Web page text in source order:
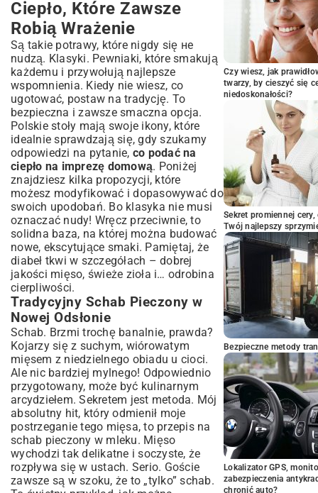
wyprzedzeniem
Jak dobrać dodatki i sosy
Podsumowanie: Twoja Kulinarna
Przygoda z Daniami na Ciepło
Ciepło, Które Zawsze
Robią Wrażenie
Są takie potrawy, które nigdy się не
nudzą. Klasyki. Pewniaki, które smakują
każdemu i przywołują najlepsze
wspomnienia. Kiedy nie wiesz, co
ugotować, postaw na tradycję. To
bezpieczna i zawsze smaczna opcja.
Polskie stoły mają swoje ikony, które
idealnie sprawdzają się, gdy szukamy
odpowiedzi na pytanie, co podać na
ciepło na imprezę domową. Poniżej
znajdziesz kilka propozycji, które
możesz modyfikować i dopasowywać do
swoich upodobań. Bo klasyka nie musi
oznaczać nudy! Wręcz przeciwnie, to
solidna baza, na której można budować
nowe, ekscytujące smaki. Pamiętaj, że
diabeł tkwi w szczegółach – dobrej
jakości mięso, świeże zioła i… odrobina
cierpliwości.
Tradycyjny Schab Pieczony w
Nowej Odsłonie
Schab. Brzmi trochę banalnie, prawda?
Kojarzy się z suchym, wiórowatym
mięsem z niedzielnego obiadu u cioci.
Ale nic bardziej mylnego! Odpowiednio
przygotowany, może być kulinarnym
arcydziełem. Sekretem jest metoda. Mój
absolutny hit, który odmienił moje
postrzeganie tego mięsa, to przepis na
schab pieczony w mleku. Mięso
wychodzi tak delikatne i soczyste, że
rozpływa się w ustach. Serio. Goście
zawsze są w szoku, że to „tylko” schab.
Czy wiesz, jak
twarzy, by cieszyć się
niedoskonałości?
Sekret promiennej
Twój najlepszy
Bezpieczne metody
Lokalizator GPS,
zabezpieczenia
chronić auto?